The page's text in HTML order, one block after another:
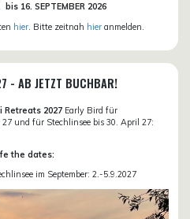
bis 16. SEPTEMBER 2026
hier . Bitte zeitnah hier anmelden.
- AB JETZT BUCHBAR!
Retreats 2027 Early Bird für
und für Stechlinsee bis 30. April 27:
the dates:
im September: 2.-5.9.2027